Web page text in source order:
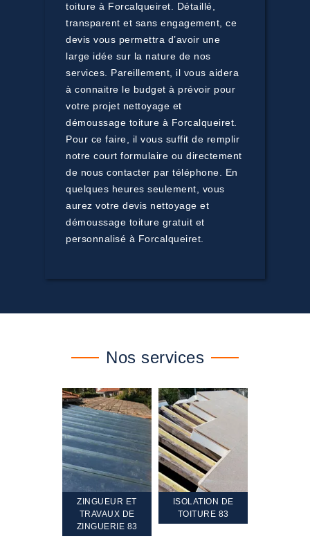
toiture à Forcalqueiret. Détaillé,
transparent et sans engagement, ce
devis vous permettra d’avoir une
large idée sur la nature de nos
services. Pareillement, il vous aidera
à connaitre le budget à prévoir pour
votre projet nettoyage et
démoussage toiture à Forcalqueiret.
Pour ce faire, il vous suffit de remplir
notre court formulaire ou directement
de nous contacter par téléphone. En
quelques heures seulement, vous
aurez votre devis nettoyage et
démoussage toiture gratuit et
personnalisé à Forcalqueiret.
Nos services
ZINGUEUR ET
TRAVAUX DE
ZINGUERIE 83
ISOLATION DE
TOITURE 83